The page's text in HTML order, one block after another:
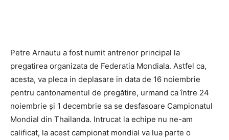
Petre Arnautu a fost numit antrenor principal la
pregatirea organizata de Federatia Mondiala. Astfel ca,
acesta, va pleca in deplasare in data de 16 noiembrie
pentru cantonamentul de pregătire, urmand ca între 24
noiembrie și 1 decembrie sa se desfasoare Campionatul
Mondial din Thailanda. Intrucat la echipe nu ne-am
calificat, la acest campionat mondial va lua parte o